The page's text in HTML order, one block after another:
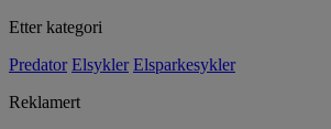
Etter kategori
Predator Elsykler Elsparkesykler
Reklamert